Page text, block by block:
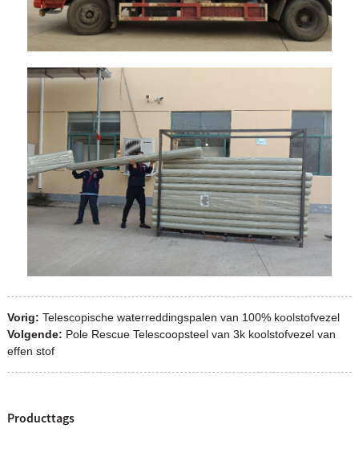
Vorig: Telescopische waterreddingspalen van 100% koolstofvezel
Volgende: Pole Rescue Telescoopsteel van 3k koolstofvezel van
effen stof
Producttags